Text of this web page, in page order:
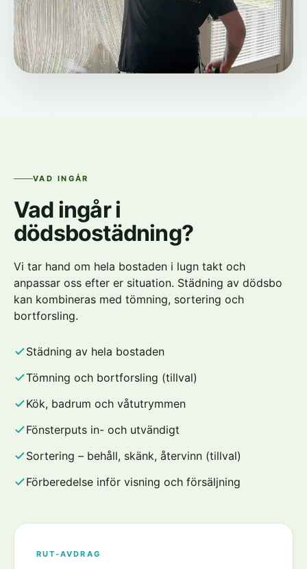
VAD INGÅR
Vad ingår i
dödsbostädning?
Vi tar hand om hela bostaden i lugn takt och
anpassar oss efter er situation. Städning av dödsbo
kan kombineras med tömning, sortering och
bortforsling.
Städning av hela bostaden
Tömning och bortforsling (tillval)
Kök, badrum och våtutrymmen
Fönsterputs in- och utvändigt
Sortering – behåll, skänk, återvinn (tillval)
Förberedelse inför visning och försäljning
RUT-AVDRAG